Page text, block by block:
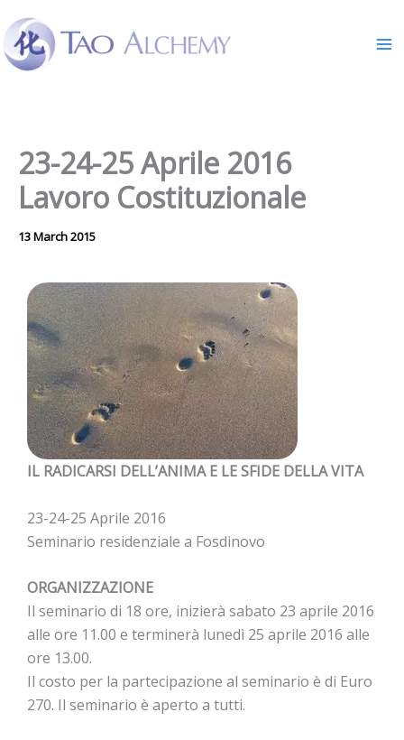
content
23-24-25 Aprile 2016
Lavoro Costituzionale
13 March 2015
IL RADICARSI DELL’ANIMA E LE SFIDE DELLA VITA
23-24-25 Aprile 2016
Seminario residenziale a Fosdinovo
ORGANIZZAZIONE
Il seminario di 18 ore, inizierà sabato 23 aprile 2016
alle ore 11.00 e terminerà lunedì 25 aprile 2016 alle
ore 13.00.
Il costo per la partecipazione al seminario è di Euro
270. Il seminario è aperto a tutti.